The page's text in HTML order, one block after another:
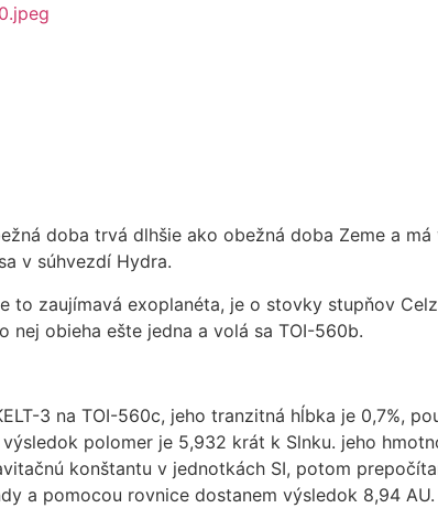
doba trvá dlhšie ako obežná doba Zeme a
v súhvezdí Hydra.
zaujímavá exoplanéta, je o stovky stupňov
nej obieha ešte jedna a volá sa TOI-560b.
3 na TOI-560c, jeho tranzitná hĺbka je 0,7%,
polomer je 5,932 krát k Slnku. jeho
konštantu v jednotkách SI, potom
a pomocou rovnice dostanem výsledok 8,94